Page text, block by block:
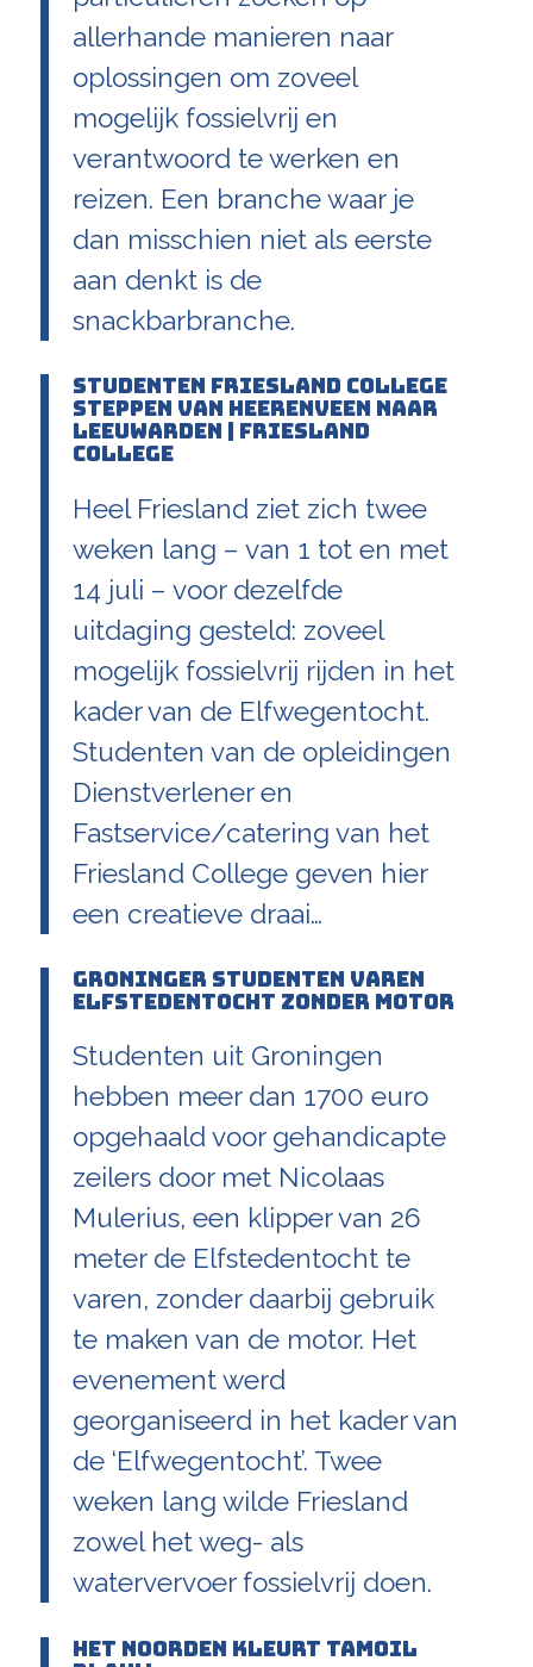
allerhande manieren naar
oplossingen om zoveel
mogelijk fossielvrij en
verantwoord te werken en
reizen. Een branche waar je
dan misschien niet als eerste
aan denkt is de
snackbarbranche.
Studenten Friesland College
steppen van Heerenveen naar
Leeuwarden | Friesland
College
Heel Friesland ziet zich twee
weken lang – van 1 tot en met
14 juli – voor dezelfde
uitdaging gesteld: zoveel
mogelijk fossielvrij rijden in het
kader van de Elfwegentocht.
Studenten van de opleidingen
Dienstverlener en
Fastservice/catering van het
Friesland College geven hier
een creatieve draai…
Groninger studenten varen
elfstedentocht zonder motor
Studenten uit Groningen
hebben meer dan 1700 euro
opgehaald voor gehandicapte
zeilers door met Nicolaas
Mulerius, een klipper van 26
meter de Elfstedentocht te
varen, zonder daarbij gebruik
te maken van de motor. Het
evenement werd
georganiseerd in het kader van
de ‘Elfwegentocht’. Twee
weken lang wilde Friesland
zowel het weg- als
watervervoer fossielvrij doen.
Het noorden kleurt Tamoil